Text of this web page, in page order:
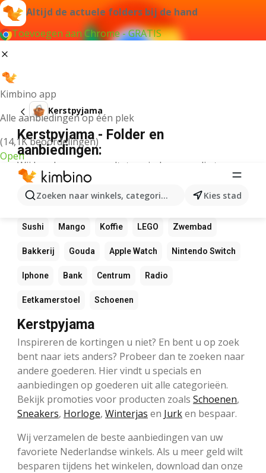
Altijd de actuele folders bij de hand
Toevoegen aan Chrome - GRATIS
Kimbino app
Alle aanbiedingen op één plek
(14,1K beoordelingen)
Open
Zoeken naar winkels, categorieën, producten...
Kies stad
Kerstpyjama
Kerstpyjama - Folder en
aanbiedingen:
Wij konden geen resultaten vinden voor die term.
Andere favoriete producten
NOS Rekenmachine Pizza
Sushi Mango Koffie LEGO Zwembad
Bakkerij Gouda Apple Watch Nintendo Switch
Iphone Bank Centrum Radio
Eetkamerstoel Schoenen
Kerstpyjama
Inspireren de kortingen u niet? En bent u op zoek
bent naar iets anders? Probeer dan te zoeken naar
andere goederen. Hier vindt u specials en
aanbiedingen op goederen uit alle categorieën.
Bekijk promoties voor producten zoals Schoenen,
Sneakers, Horloge, Winterjas en Jurken bespaar.
Wij verzamelen de beste aanbiedingen van uw
favoriete Nederlandse winkels. Als u meer geld wilt
besparen tijdens het winkelen, download dan onze